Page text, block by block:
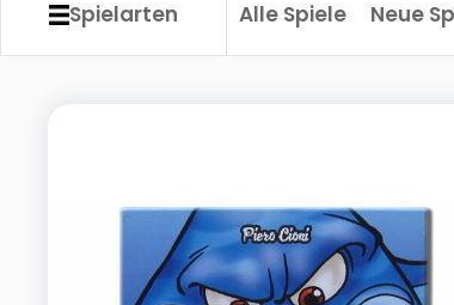
Spielarten Alle Spiele Neue